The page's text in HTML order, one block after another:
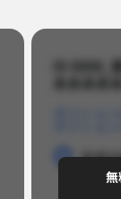
ID
勤務地